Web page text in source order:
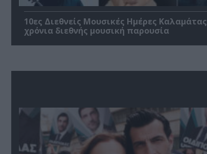
10ες Διεθνείς Μουσικές Ημέρες
χρόνια διεθνής μουσική παρουσία